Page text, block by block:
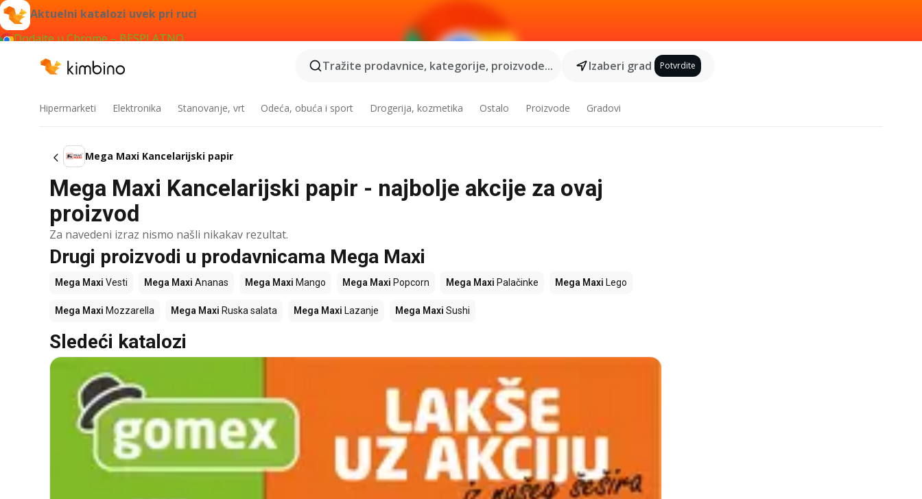
Aktuelni katalozi uvek pri ruci
Dodajte u Chrome – BESPLATNO
Tražite prodavnice, kategorije, proizvode...
Izaberi grad Potvrdite
Hipermarketi Elektronika Stanovanje, vrt Odeća, obuća i sport Drogerija, kozmetika Ostalo Proizvode Gradovi
Mega Maxi Kancelarijski papir
Mega Maxi Kancelarijski papir - najbolje akcije za ovaj
proizvod
Za navedeni izraz nismo našli nikakav rezultat.
Drugi proizvodi u prodavnicama Mega Maxi
Mega Maxi Vesti Mega Maxi Ananas Mega Maxi Mango Mega Maxi Popcorn Mega Maxi Palačinke Mega Maxi Lego
Mega Maxi Mozzarella Mega Maxi Ruska salata Mega Maxi Lazanje Mega Maxi Sushi
Sledeći katalozi